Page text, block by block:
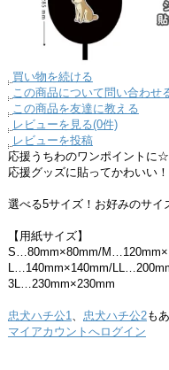
買い物を続ける
この商品について問い合わせ
この商品を友達に教える
レビューを見る(0件)
レビューを投稿
応援うちわのワンポイントに☆
応援グッズに貼ってかわいい
選べる5サイズ！お好みのサイ
【用紙サイズ】
S…80mm×80mm/
L…140mm×140mm/
3L…230mm×230mm
忠犬ハチ公1、 忠犬ハチ公2も
マイアカウントへログイン